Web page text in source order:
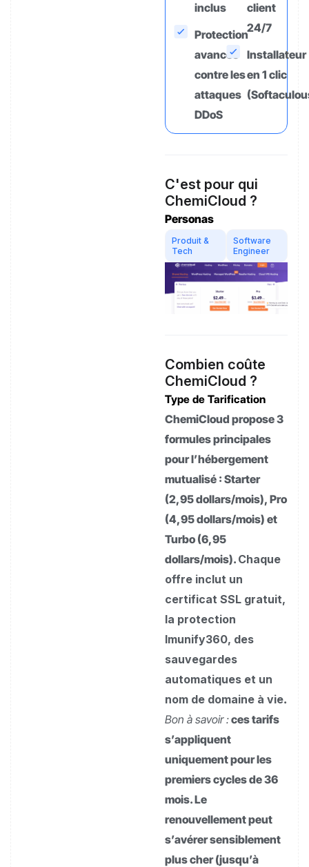
inclus
Protection
avancée
contre les
attaques
DDoS
client
24/7
Installateur
en 1 clic
C'est pour qui
ChemiCloud ?
Personas
Produit &
Tech
Software
Engineer
Combien coûte
ChemiCloud ?
Type de Tarification
ChemiCloud propose 3
formules principales
pour l’hébergement
mutualisé : Starter
(2,95 dollars/mois), Pro
(4,95 dollars/mois) et
Turbo (6,95
dollars/mois). Chaque
offre inclut un
certificat SSL gratuit,
la protection
Imunify360, des
sauvegardes
automatiques et un
nom de domaine à vie.
Bon à savoir :ces tarifs
s’appliquent
uniquement pour les
premiers cycles de 36
mois. Le
renouvellement peut
s’avérer sensiblement
plus cher (jusqu’à